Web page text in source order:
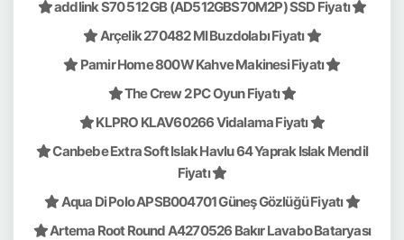
addlink S70 512 GB (AD512GBS70M2P) SSD Fiyatı
Arçelik 270482 MI Buzdolabı Fiyatı
Pamir Home 800W Kahve Makinesi Fiyatı
The Crew 2 PC Oyun Fiyatı
KLPRO KLAV60266 Vidalama Fiyatı
Canbebe Extra Soft Islak Havlu 64 Yaprak Islak Mendil
Fiyatı
Aqua Di Polo APSB004701 Güneş Gözlüğü Fiyatı
Artema Root Round A4270526 Bakır Lavabo Bataryası